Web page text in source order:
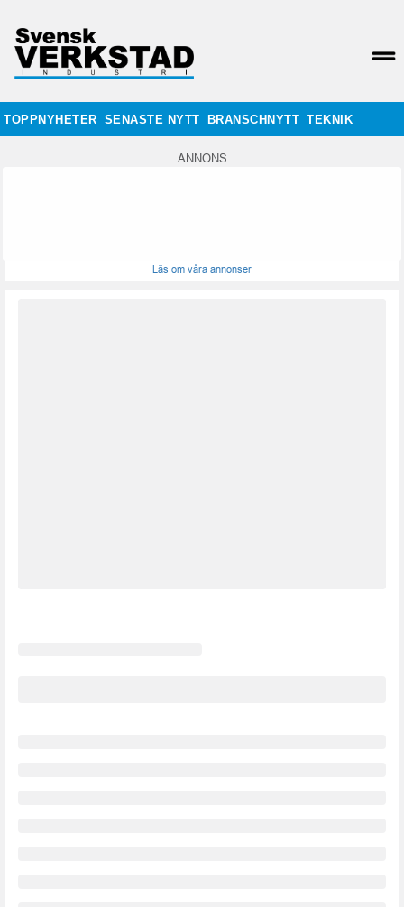
TOPPNYHETER SENASTE NYTT BRANSCHNYTT TEKNIK
ANNONS
Läs om våra annonser